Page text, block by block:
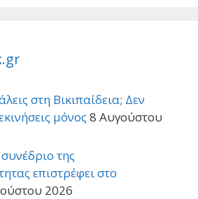
στη Βικιπαίδεια; Δεν
μόνος 8 Αυγούστου
της
επιστρέφει στο
2026